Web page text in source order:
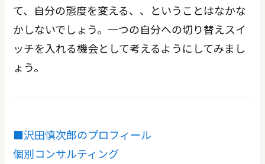
て、自分の態度を変える、、ということはなかな
かしないでしょう。一つの自分への切り替えスイ
ッチを入れる機会として考えるようにしてみまし
ょう。
■沢田慎次郎のプロフィール
個別コンサルティング